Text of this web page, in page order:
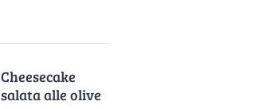
Cheesecake
salata alle olive